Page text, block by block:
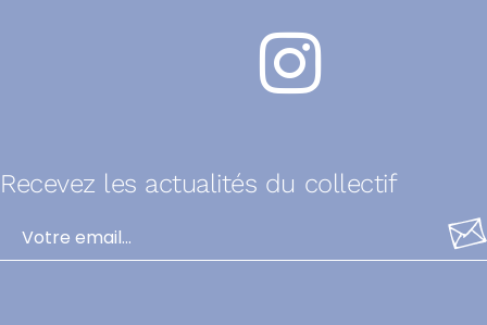
Recevez les actualités du collectif